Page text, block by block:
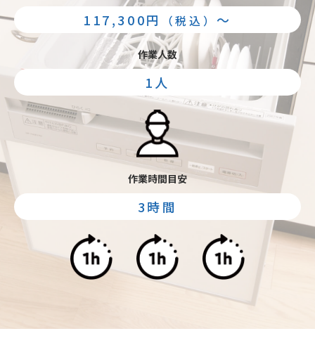
117,300円 （税込） 〜
作業人数
1人
作業時間目安
3時間